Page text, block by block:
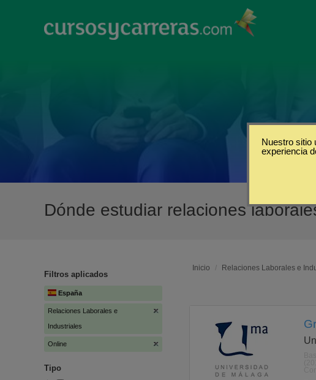
Dónde estudiar relaciones
Filtros aplicados
España
Relaciones Laborales e
Industriales
Online
Tipo
Inicio / Relaciones Laborales e
Nuestro sitio
experiencia